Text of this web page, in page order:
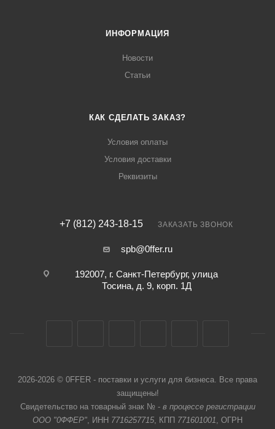
ИНФОРМАЦИЯ
Новости
Статьи
КАК СДЕЛАТЬ ЗАКАЗ?
Условия оплаты
Условия доставки
Реквизиты
+7 (812) 243-18-15 ЗАКАЗАТЬ ЗВОНОК
spb@0ffer.ru
192007, г. Санкт-Петербург, улица
Тосина, д. 9, корп. 1Д
2026-2026 © 0FFER - поставки и услуги для бизнеса. Все права
защищены!
Свидетельство на товарный знак № - в процессе регистрации
ООО "0ФФЕР", ИНН 7716257715, КПП 771601001, ОГРН